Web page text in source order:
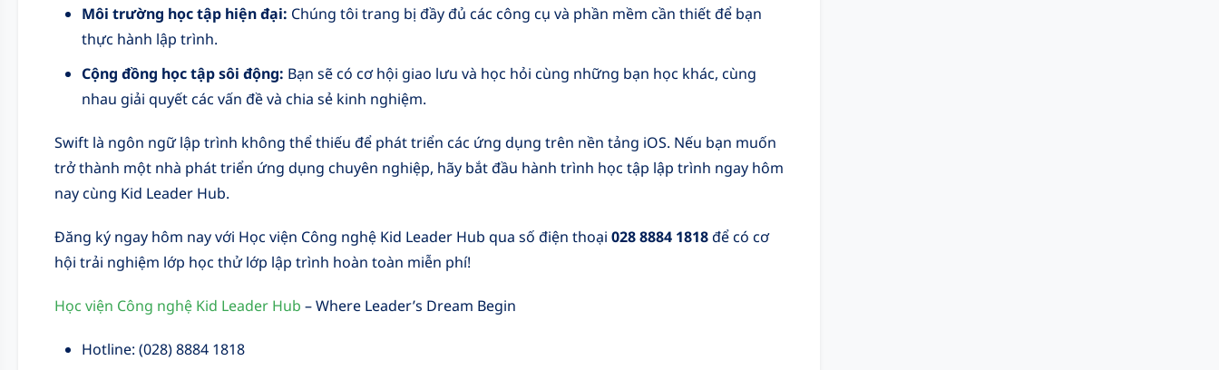
Môi trường học tập hiện đại: Chúng tôi trang bị đầy đủ các công cụ và phần mềm cần thiết để bạn
thực hành lập trình.
Cộng đồng học tập sôi động: Bạn sẽ có cơ hội giao lưu và học hỏi cùng những bạn học khác, cùng
nhau giải quyết các vấn đề và chia sẻ kinh nghiệm.
Swift là ngôn ngữ lập trình không thể thiếu để phát triển các ứng dụng trên nền tảng iOS. Nếu bạn muốn
trở thành một nhà phát triển ứng dụng chuyên nghiệp, hãy bắt đầu hành trình học tập lập trình ngay hôm
nay cùng Kid Leader Hub.
Đăng ký ngay hôm nay với Học viện Công nghệ Kid Leader Hub qua số điện thoại 028 8884 1818để có cơ
hội trải nghiệm lớp học thử lớp lập trình hoàn toàn miễn phí!
Học viện Công nghệ Kid Leader Hub – Where Leader’s Dream Begin
Hotline: (028) 8884 1818